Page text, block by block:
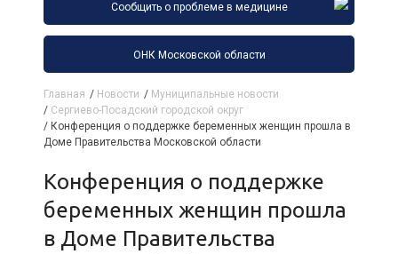
Сообщить о проблеме в медицине
ОНК Московской области
Главная / Новости / Муниципальные новости
/ Сергиево-Посадский городской округ
/ Конференция о поддержке беременных женщин прошла в
Доме Правительства Московской области
Конференция о поддержке
беременных женщин прошла
в Доме Правительства